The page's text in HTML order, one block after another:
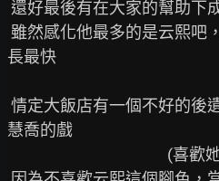
長最快
慧喬的戲